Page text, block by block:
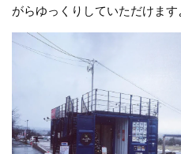
がらゆっくりしていただけます